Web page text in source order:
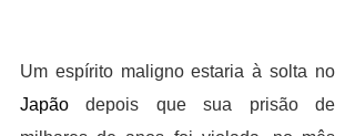
Japão depois que sua prisão de